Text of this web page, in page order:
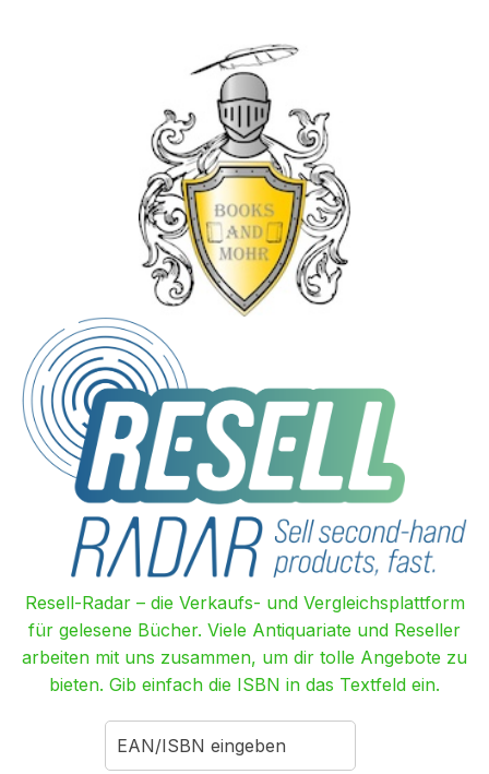
Resell-Radar – die Verkaufs- und Vergleichsplattform
für gelesene Bücher. Viele Antiquariate und Reseller
arbeiten mit uns zusammen, um dir tolle Angebote zu
bieten. Gib einfach die ISBN in das Textfeld ein.